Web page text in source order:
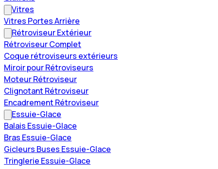
Vitres
Vitres Portes Arrière
Rétroviseur Extérieur
Rétroviseur Complet
Coque rétroviseurs extérieurs
Miroir pour Rétroviseurs
Moteur Rétroviseur
Clignotant Rétroviseur
Encadrement Rétroviseur
Essuie-Glace
Balais Essuie-Glace
Bras Essuie-Glace
Gicleurs Buses Essuie-Glace
Tringlerie Essuie-Glace